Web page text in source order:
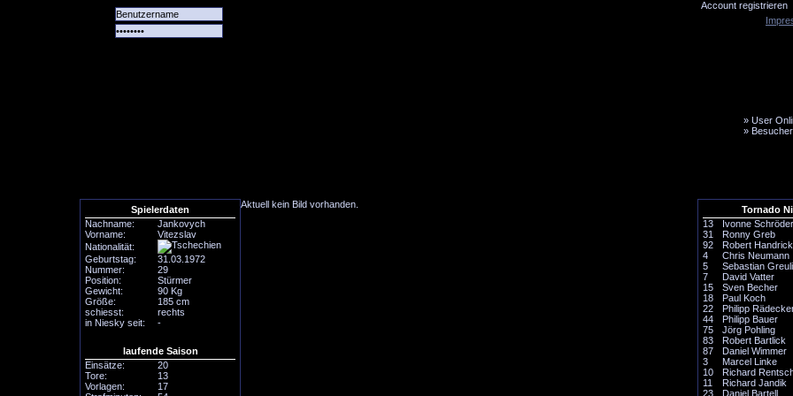
Account registrieren
» User
»
Tornado
13
Ivonne Schröder
31
Ronny Greb
92
Robert Handrick
4
Chris Neumann
5
Sebastian
7
David Vatter
15
Sven Becher
18
Paul Koch
22
Philipp
44
Philipp Bauer
75
Jörg Pohling
83
Robert Bartlick
87
Daniel Wimmer
3
Marcel Linke
10
Richard
11
Richard Jandik
23
Daniel Bartell
Spielerdaten
Nachname:
Jankovych
Vorname:
Vitezslav
Nationalität:
Geburtstag:
31.03.1972
Nummer:
29
Position:
Stürmer
Gewicht:
90 Kg
Größe:
185 cm
schiesst:
rechts
in Niesky seit:
-
laufende Saison
Einsätze:
20
Tore:
13
Vorlagen:
17
Aktuell kein Bild vorhanden.